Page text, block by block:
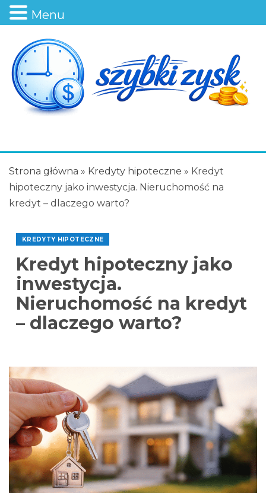
Strona główna » Kredyty hipoteczne » Kredyt
hipoteczny jako inwestycja. Nieruchomość na
kredyt – dlaczego warto?
KREDYTY HIPOTECZNE
Kredyt hipoteczny jako
inwestycja.
Nieruchomość na kredyt
– dlaczego warto?
Menu